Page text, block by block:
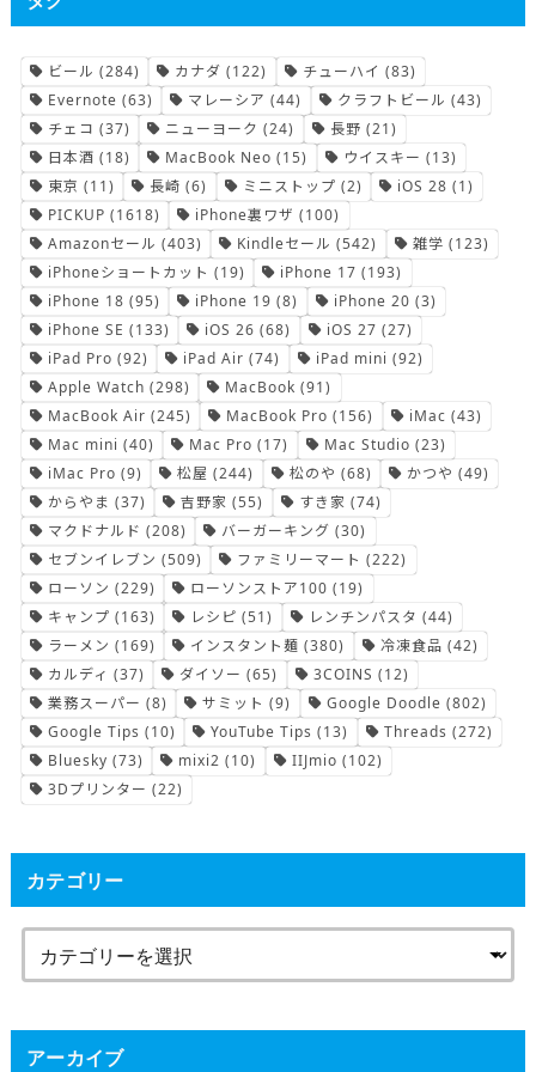
ビール (284) カナダ (122) チューハイ (83)
Evernote (63) マレーシア (44) クラフトビール (43)
チェコ (37) ニューヨーク (24) 長野 (21)
日本酒 (18) MacBook Neo (15) ウイスキー (13)
東京 (11) 長崎 (6) ミニストップ (2) iOS 28 (1)
PICKUP (1618) iPhone裏ワザ (100)
Amazonセール (403) Kindleセール (542) 雑学 (123)
iPhoneショートカット (19) iPhone 17 (193)
iPhone 18 (95) iPhone 19 (8) iPhone 20 (3)
iPhone SE (133) iOS 26 (68) iOS 27 (27)
iPad Pro (92) iPad Air (74) iPad mini (92)
Apple Watch (298) MacBook (91)
MacBook Air (245) MacBook Pro (156) iMac (43)
Mac mini (40) Mac Pro (17) Mac Studio (23)
iMac Pro (9) 松屋 (244) 松のや (68) かつや (49)
からやま (37) 吉野家 (55) すき家 (74)
マクドナルド (208) バーガーキング (30)
セブンイレブン (509) ファミリーマート (222)
ローソン (229) ローソンストア100 (19)
キャンプ (163) レシピ (51) レンチンパスタ (44)
ラーメン (169) インスタント麺 (380) 冷凍食品 (42)
カルディ (37) ダイソー (65) 3COINS (12)
業務スーパー (8) サミット (9) Google Doodle (802)
Google Tips (10) YouTube Tips (13) Threads (272)
Bluesky (73) mixi2 (10) IIJmio (102)
3Dプリンター (22)
カテゴリー
アーカイブ